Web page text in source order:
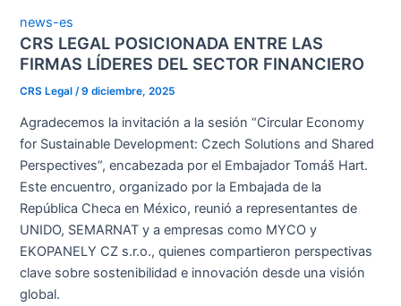
news-es
CRS LEGAL POSICIONADA ENTRE LAS
FIRMAS LÍDERES DEL SECTOR FINANCIERO
CRS Legal /9 diciembre, 2025
Agradecemos la invitación a la sesión “Circular Economy
for Sustainable Development: Czech Solutions and Shared
Perspectives”, encabezada por el Embajador Tomáš Hart.
Este encuentro, organizado por la Embajada de la
República Checa en México, reunió a representantes de
UNIDO, SEMARNAT y a empresas como MYCO y
EKOPANELY CZ s.r.o., quienes compartieron perspectivas
clave sobre sostenibilidad e innovación desde una visión
global.